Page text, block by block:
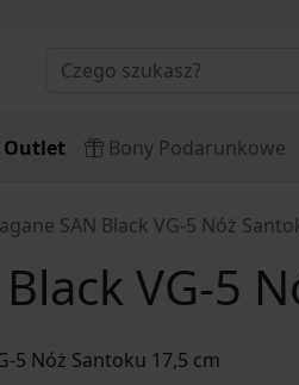
Outlet Bony Podarunkowe
SAN Black VG-5 Nóż
VG-5